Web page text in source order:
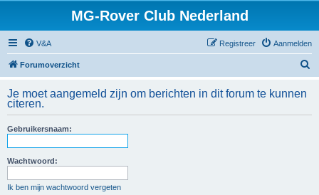
MG-Rover Club Nederland
V&A Aanmelden
Registreer
Forumoverzicht
k
Je moet aangemeld zijn om berichten in dit forum te kunnen
citeren.
Gebruikersnaam:
Wachtwoord:
Ik ben mijn wachtwoord vergeten